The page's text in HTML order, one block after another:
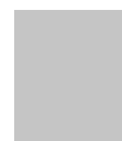
australie.com